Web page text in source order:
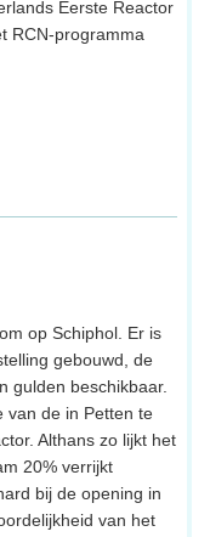
Eerste Reactor
RCN-programma
op Schiphol. Er is
gebouwd, de
gulden beschikbaar.
van de in Petten te
Althans zo lijkt het
20% verrijkt
bij de opening in
van het